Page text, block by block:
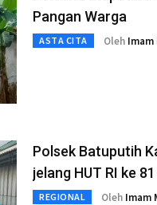
Pangan Warga
ASTA CITA Oleh Imam
Polsek Batuputih
jelang HUT RI ke 81
REGIONAL Oleh Imam